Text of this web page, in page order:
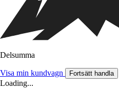
Delsumma
Visa min kundvagn Fortsätt handla
Loading...